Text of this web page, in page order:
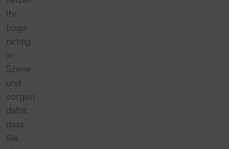
Ihr
Logo
richtig
in
Szene
und
sorgen
dafür,
dass
Sie